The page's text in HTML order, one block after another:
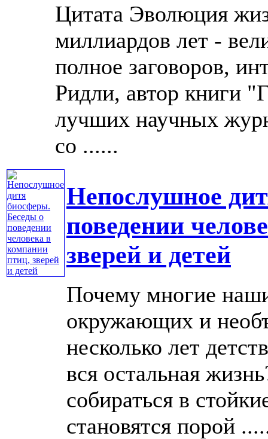
Цитата Эволюция
миллиардов лет -
полное заговоров,
Ридли, автор книги
лучших научных
со ......
Непослушное
поведении
зверей и детей
Почему многие
окружающих и
несколько лет
вся остальная
собираться в
становятся порой